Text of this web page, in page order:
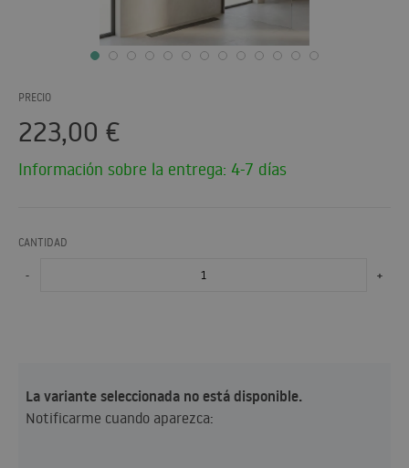
PRECIO
223,00 €
Información sobre la entrega: 4-7 días
CANTIDAD
- +
La variante seleccionada no está disponible.
Notificarme cuando aparezca: